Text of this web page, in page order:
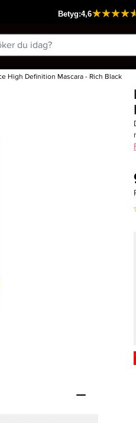
High Definition Mascara - Rich Black
Passar din